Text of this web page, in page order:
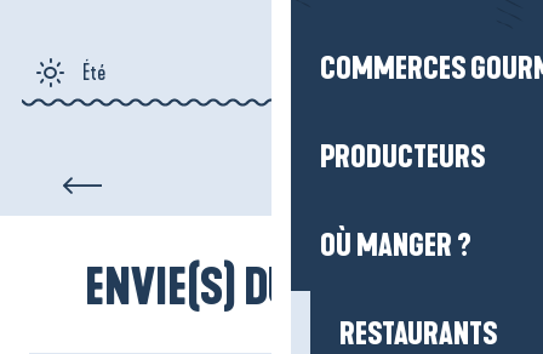
COMMERCES
PRODUCTEURS
OÙ MANGER ?
RESTAURANTS
Été
Printemps
Feux d’artifice du 15 août à La
Baule-Presqu’île de Guérande
ENVIE(S) DU MOMENT